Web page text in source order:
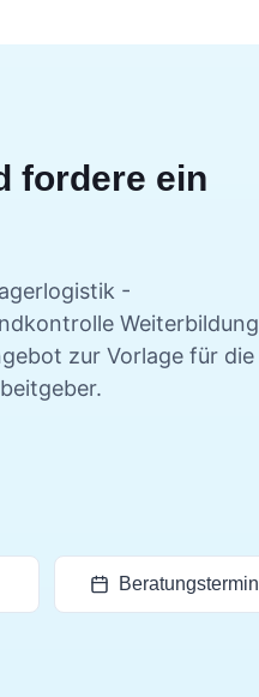
fordere ein
-
Weiterbildung
zur Vorlage für die
Beratungstermin